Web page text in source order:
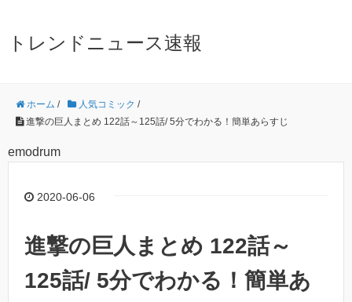
トレンドニュース速報
ホーム / 人気コミック /
進撃の巨人まとめ 122話～125話/ 5分でわかる！簡単あらすじ
emodrum
2020-06-06
進撃の巨人まとめ 122話～
125話/ 5分でわかる！簡単あ